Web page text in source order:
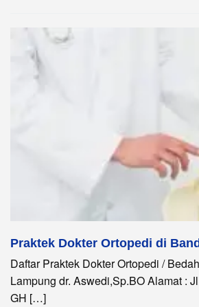
Praktek Dokter Ortopedi di
Daftar Praktek Dokter Ortopedi /
Lampung dr. Aswedi,Sp.BO Alamat :
GH […]